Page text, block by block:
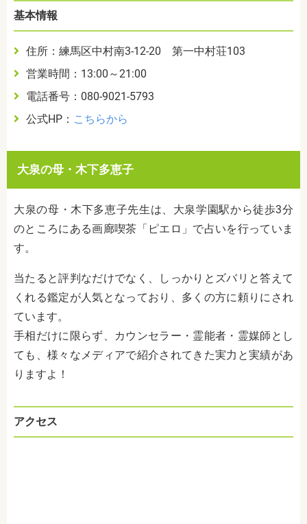
基本情報
住所：練馬区中村南3-12-20 第一中村荘103
営業時間：13:00～21:00
電話番号：080-9021-5793
公式HP： こちらから
大泉の母・木下多恵子
大泉の母・木下多恵子先生は、大泉学園駅から徒歩3分
のところにある画廊喫茶「ピエロ」で占いを行っていま
す。
当たると評判なだけでなく、しっかりとズバリと答えて
くれる鑑定が人気となっており、多くの方に頼りにされ
ています。
手相だけに限らず、カウンセラー・霊能者・霊媒師とし
ても、様々なメディアで紹介されてきた実力と実績があ
りますよ！
アクセス